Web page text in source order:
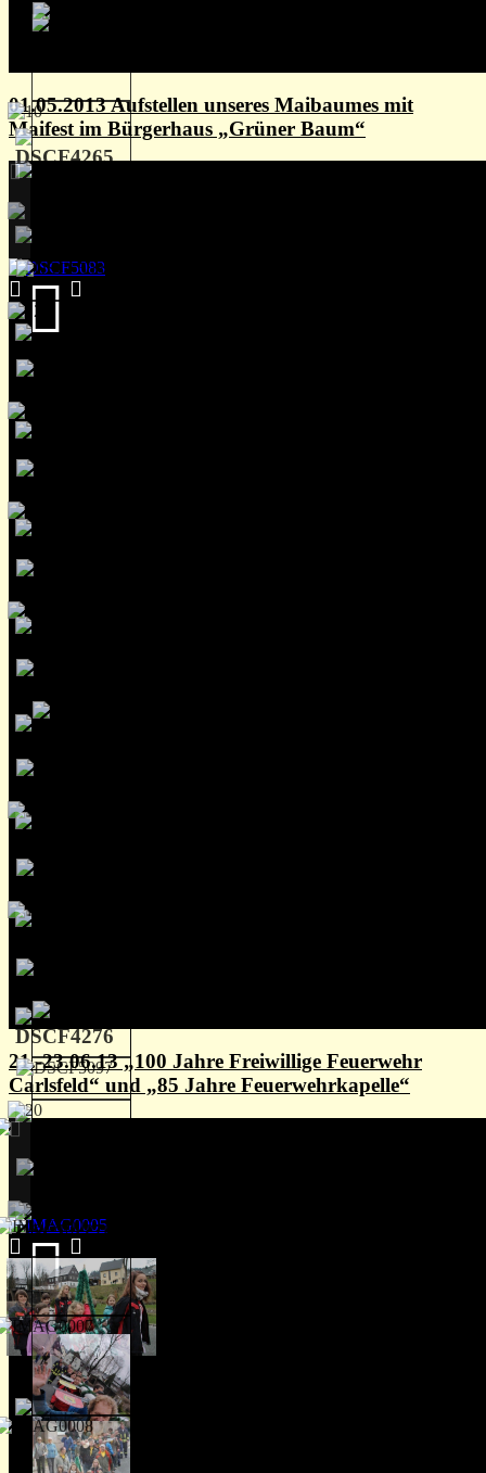
01.05.2013 Aufstellen unseres Maibaumes mit
Maifest im Bürgerhaus „Grüner Baum“
21.-23.06.13 „100 Jahre Freiwillige Feuerwehr
Carlsfeld“ und „85 Jahre Feuerwehrkapelle“